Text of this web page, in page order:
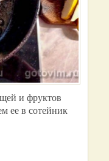
и фруктов
ее в сотейник